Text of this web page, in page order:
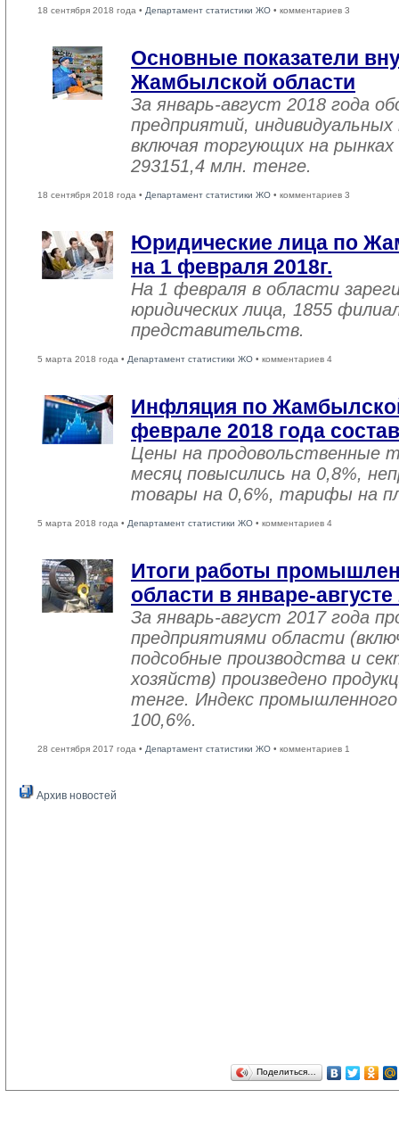
18 сентября 2018 года • Департамент статистики ЖО • комментариев 3
Основные показатели
Жамбылской области
За январь-август 2018 года
предприятий,
включая торгующих на рынках
293151,4 млн. тенге.
18 сентября 2018 года • Департамент статистики ЖО • комментариев 3
Юридические лица по
на 1 февраля 2018г.
На 1 февраля в области
юридических лица, 1855
представительств.
5 марта 2018 года • Департамент статистики ЖО • комментариев 4
Инфляция по
феврале 2018 года
Цены на продовольственные
месяц повысились на 0,8%,
товары на 0,6%, тарифы на
5 марта 2018 года • Департамент статистики ЖО • комментариев 4
Итоги работы
области в январе-августе
За январь-август 2017 года
предприятиями области
подсобные производства и
хозяйств) произведено
тенге. Индекс
100,6%.
28 сентября 2017 года • Департамент статистики ЖО • комментариев 1
Архив новостей
Поделиться…